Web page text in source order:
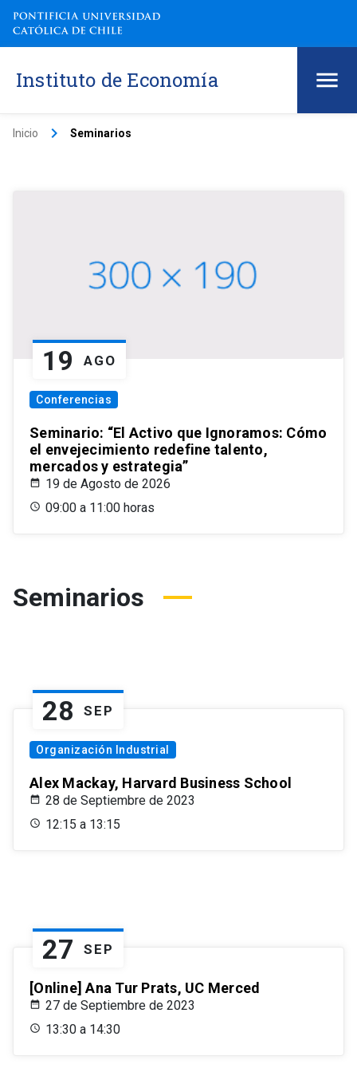
Instituto de Economía
Inicio keyboard_arrow_right Seminarios
19 AGO
Conferencias
Seminario: “El Activo que Ignoramos: Cómo
el envejecimiento redefine talento,
mercados y estrategia”
19 de Agosto de 2026
09:00 a 11:00 horas
Seminarios
28 SEP
Organización Industrial
Alex Mackay, Harvard Business School
28 de Septiembre de 2023
12:15 a 13:15
27 SEP
[Online] Ana Tur Prats, UC Merced
27 de Septiembre de 2023
13:30 a 14:30